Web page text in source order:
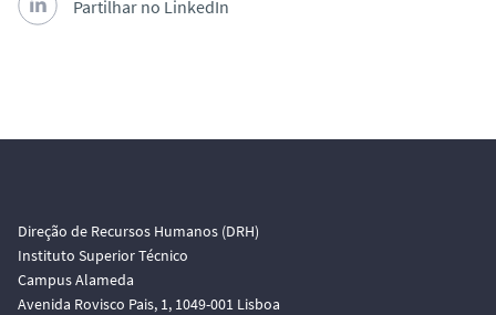
Partilhar no LinkedIn
Direção de Recursos Humanos (DRH)
Instituto Superior Técnico
Campus Alameda
Avenida Rovisco Pais, 1, 1049-001 Lisboa